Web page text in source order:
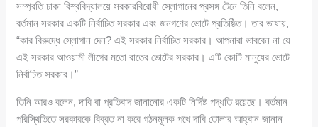
সম্প্রতি ঢাকা বিশ্ববিদ্যালয়ে সরকারবিরোধী স্লোগানের প্রসঙ্গ টেনে তিনি বলেন,
বর্তমান সরকার একটি নির্বাচিত সরকার এবং জনগণের ভোটে প্রতিষ্ঠিত। তার ভাষায়,
“কার বিরুদ্ধে স্লোগান দেন? এই সরকার নির্বাচিত সরকার। আপনারা ভাববেন না যে
এই সরকার আওয়ামী লীগের মতো রাতের ভোটের সরকার। এটি কোটি মানুষের ভোটে
নির্বাচিত সরকার।”
তিনি আরও বলেন, দাবি বা প্রতিবাদ জানানোর একটি নির্দিষ্ট পদ্ধতি রয়েছে। বর্তমান
পরিস্থিতিতে সরকারকে বিব্রত না করে গঠনমূলক পথে দাবি তোলার আহ্বান জানান